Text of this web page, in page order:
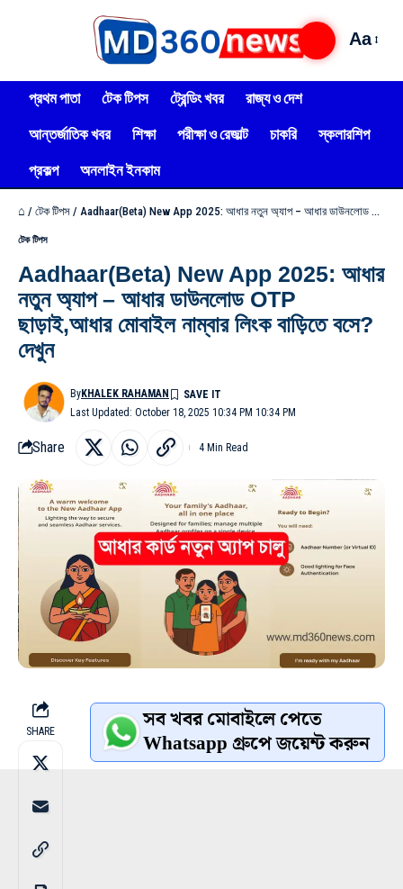
Aa
প্রথম পাতা টেক টিপস ট্রেন্ডিং খবর
রাজ্য ও দেশ
আন্তর্জাতিক খবর
শিক্ষা পরীক্ষা ও রেজাল্ট চাকরি
স্কলারশিপ
প্রকল্প
অনলাইন ইনকাম
⌂ / টেক টিপস / Aadhaar(Beta) New App 2025: আধার নতুন অ্যাপ – আধার ডাউনলোড OTP ছাড়াই,আধার মোবাইল নাম্বার লিংক বাড়িতে বসে? দেখুন
টেক টিপস
Aadhaar(Beta) New App 2025: আধার
নতুন অ্যাপ – আধার ডাউনলোড OTP
ছাড়াই,আধার মোবাইল নাম্বার লিংক বাড়িতে বসে?
দেখুন
Last Updated: October 18, 2025 10:34 PM 10:34 PM
ByKHALEK RAHAMAN
Share 4 Min Read
SHARE সব খবর মোবাইলে পেতে
Whatsapp গ্রুপে জয়েন্ট করুন